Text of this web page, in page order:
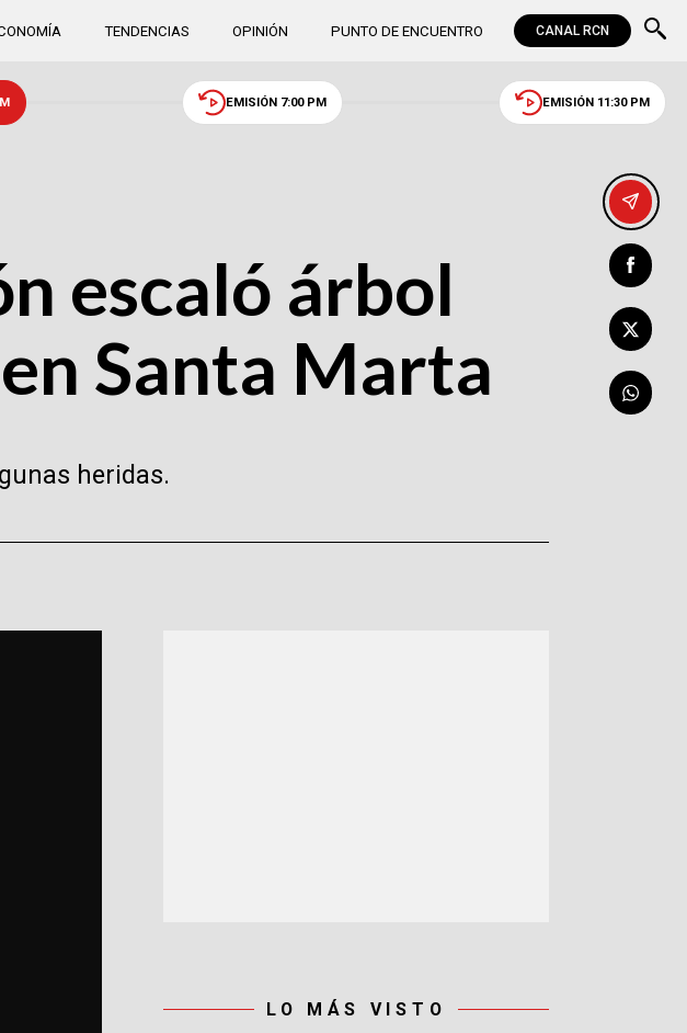
TENDENCIAS OPINIÓN PUNTO DE ENCUENTRO CANAL RCN
EMISIÓN 7:00 PM EMISIÓN 11:30 PM
escaló árbol
Santa Marta
heridas.
LO MÁS VISTO